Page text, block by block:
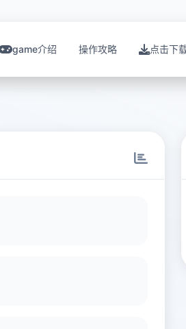
game介绍 操作攻略 点击下